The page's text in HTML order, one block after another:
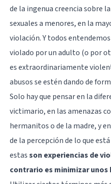
de la ingenua creencia sobre
sexuales a menores, en la
violación. Y todos
violado por un adulto (o por
es extraordinariamente
abusos se estén dando de
Solo hay que pensar en la
victimario, en las amenazas
hermanitos o de la madre, y
de la percepción de lo que
estasson experiencias de
contrario es minimizar unos